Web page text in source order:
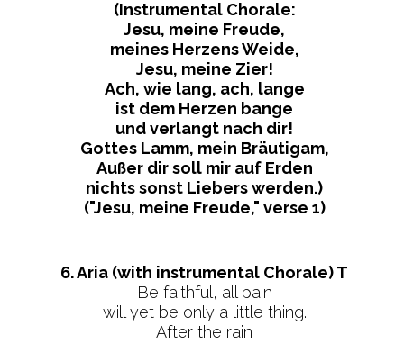
(Instrumental Chorale:
Jesu, meine Freude,
meines Herzens Weide,
Jesu, meine Zier!
Ach, wie lang, ach, lange
ist dem Herzen bange
und verlangt nach dir!
Gottes Lamm, mein Bräutigam,
Außer dir soll mir auf Erden
nichts sonst Liebers werden.)
("Jesu, meine Freude," verse 1)
6. Aria (with instrumental Chorale) T
Be faithful, all pain
will yet be only a little thing.
After the rain